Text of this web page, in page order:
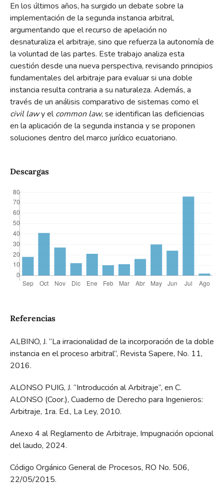
En los últimos años, ha surgido un debate sobre la
implementación de la segunda instancia arbitral,
argumentando que el recurso de apelación no
desnaturaliza el arbitraje, sino que refuerza la autonomía de
la voluntad de las partes. Este trabajo analiza esta
cuestión desde una nueva perspectiva, revisando principios
fundamentales del arbitraje para evaluar si una doble
instancia resulta contraria a su naturaleza. Además, a
través de un análisis comparativo de sistemas como el
civil lawy elcommon law, se identifican las deficiencias
en la aplicación de la segunda instancia y se proponen
soluciones dentro del marco jurídico ecuatoriano.
Descargas
Referencias
ALBINO, J. “La irracionalidad de la incorporación de la doble
instancia en el proceso arbitral”, Revista Sapere, No. 11,
2016.
ALONSO PUIG, J. “Introducción al Arbitraje”, en C.
ALONSO (Coor.), Cuaderno de Derecho para Ingenieros:
Arbitraje, 1ra. Ed., La Ley, 2010.
Anexo 4 al Reglamento de Arbitraje, Impugnación opcional
del laudo, 2024.
Código Orgánico General de Procesos, RO No. 506,
22/05/2015.